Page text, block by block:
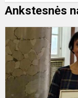
Ankstesnės